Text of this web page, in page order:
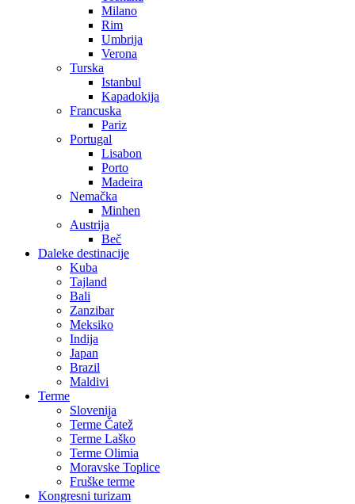
Milano
Rim
Umbrija
Verona
Turska
Istanbul
Kapadokija
Francuska
Pariz
Portugal
Lisabon
Porto
Madeira
Nemačka
Minhen
Austrija
Beč
Daleke destinacije
Kuba
Tajland
Bali
Zanzibar
Meksiko
Indija
Japan
Brazil
Maldivi
Terme
Slovenija
Terme Čatež
Terme Laško
Terme Olimia
Moravske Toplice
Fruške terme
Kongresni turizam